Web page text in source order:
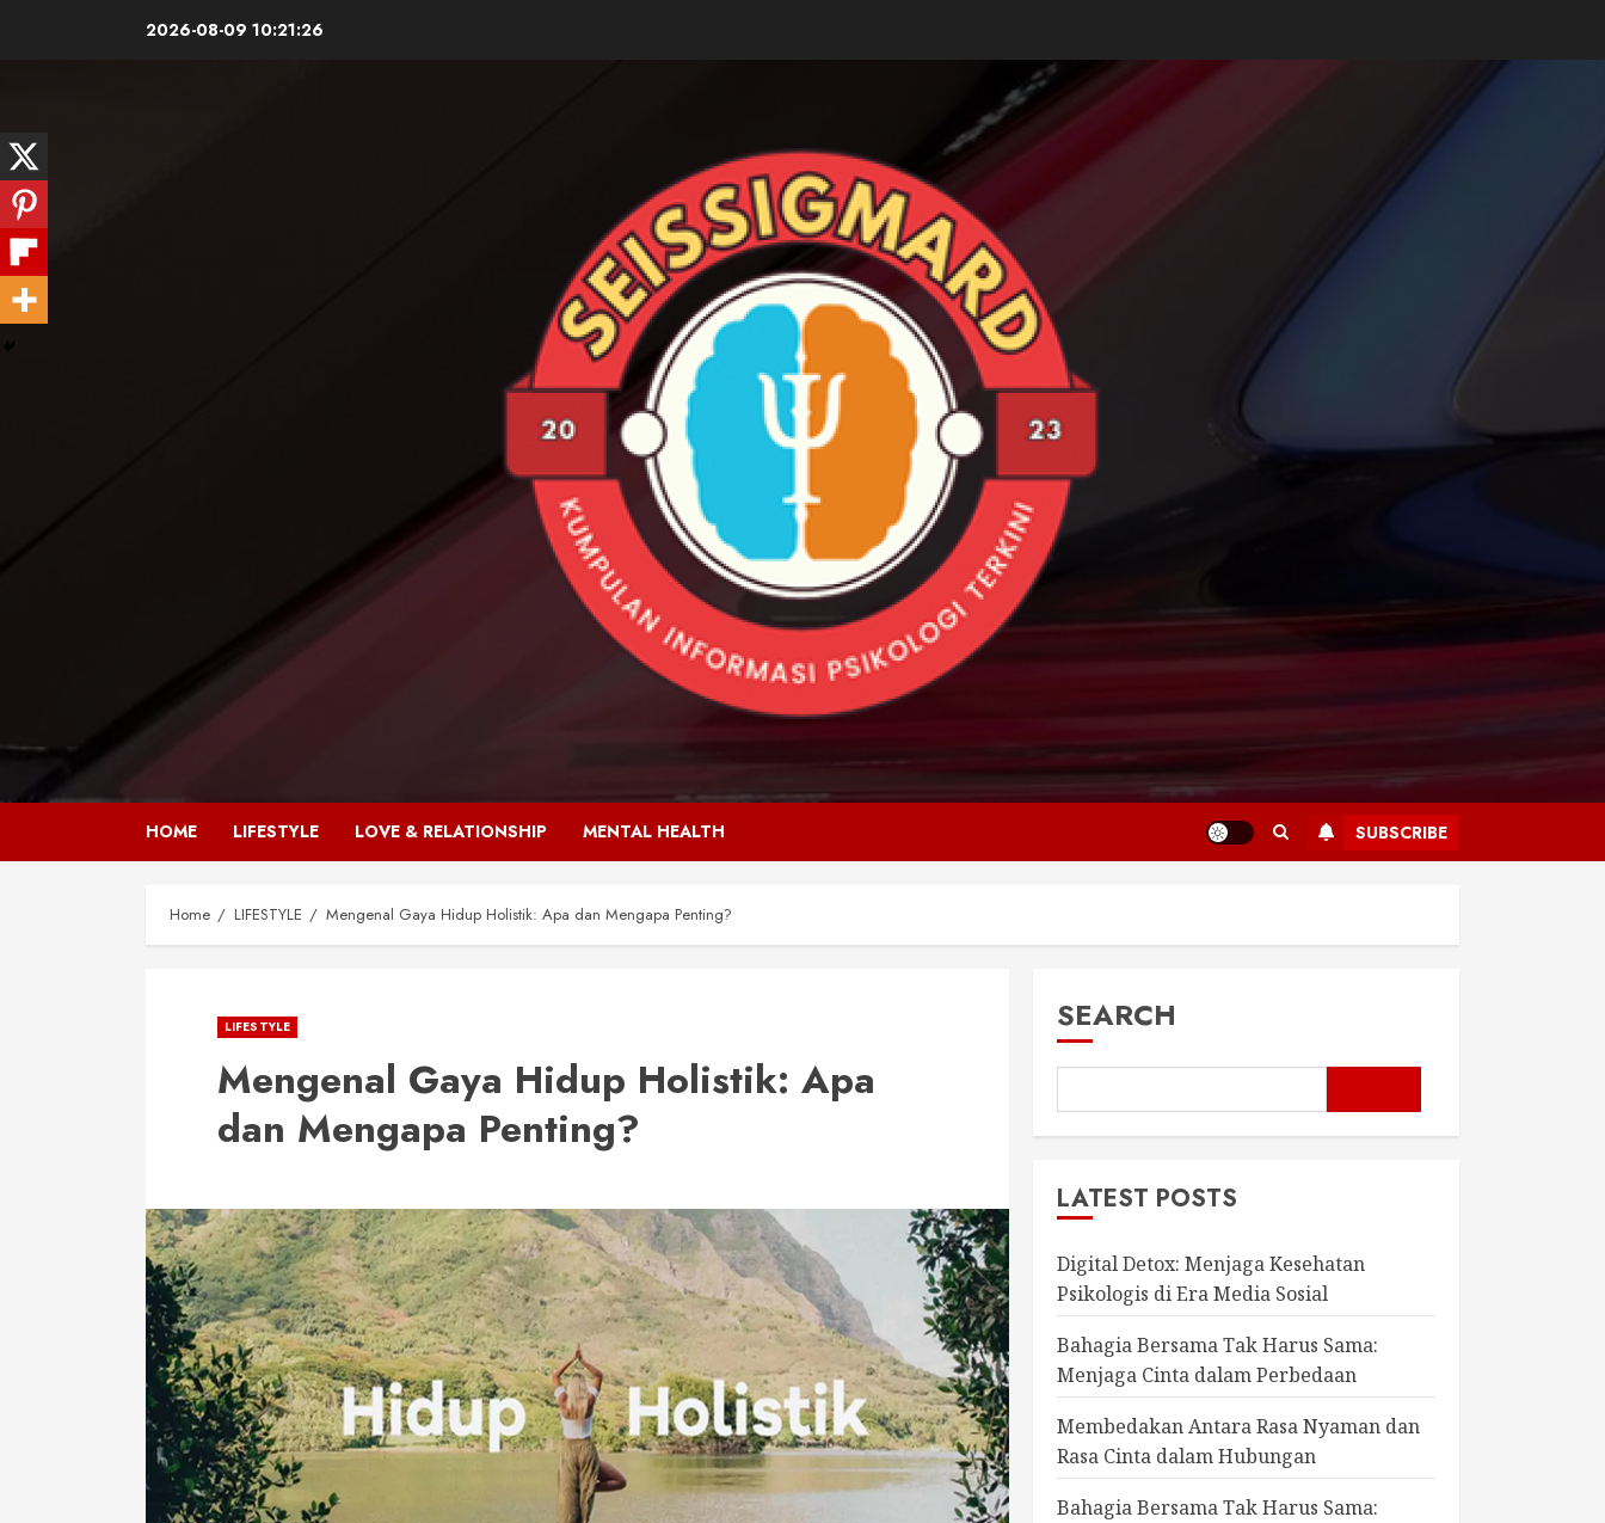
2026-08-09 10:21:27
HOME LIFESTYLE LOVE & RELATIONSHIP MENTAL HEALTH SUBSCRIBE
Home LIFESTYLE Mengenal Gaya Hidup Holistik: Apa dan Mengapa Penting?
LIFESTYLE
Mengenal Gaya Hidup Holistik: Apa
dan Mengapa Penting?
SEARCH
LATEST POSTS
Digital Detox: Menjaga Kesehatan
Psikologis di Era Media Sosial
Bahagia Bersama Tak Harus Sama:
Menjaga Cinta dalam Perbedaan
Membedakan Antara Rasa Nyaman dan
Rasa Cinta dalam Hubungan
Bahagia Bersama Tak Harus Sama: